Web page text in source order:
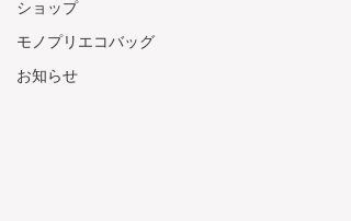
ショップ
モノプリエコバッグ
お知らせ